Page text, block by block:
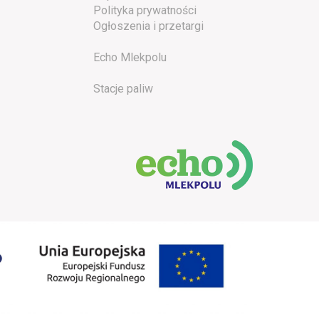
Polityka prywatności
Ogłoszenia i przetargi
Echo Mlekpolu
Stacje paliw